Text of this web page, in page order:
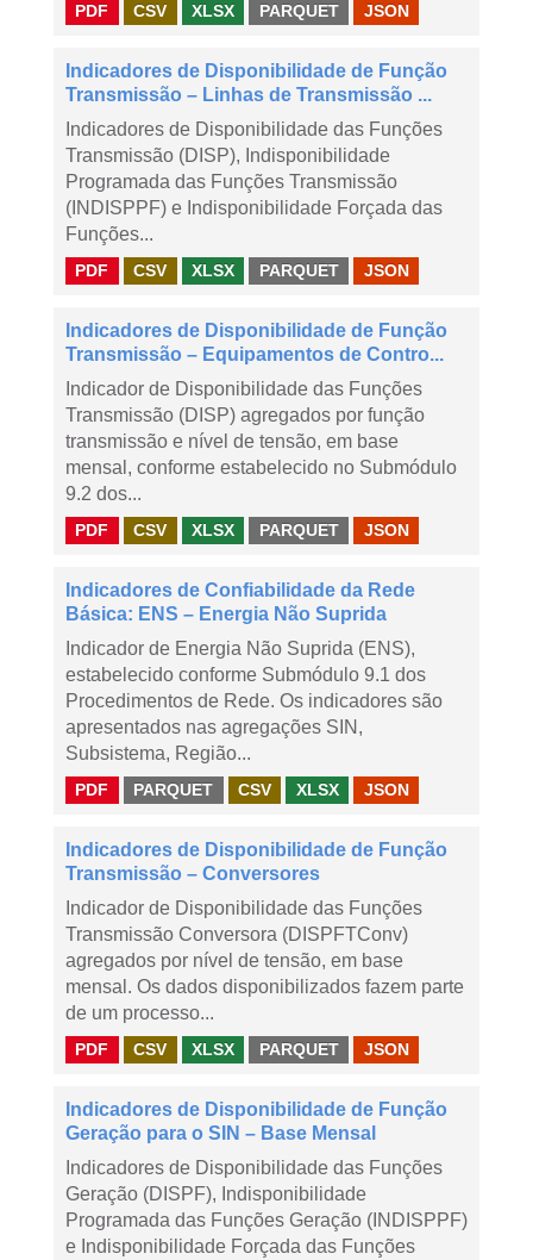
PDF CSV XLSX PARQUET JSON
Indicadores de Disponibilidade de Função
Transmissão – Linhas de Transmissão ...
Indicadores de Disponibilidade das Funções
Transmissão (DISP), Indisponibilidade
Programada das Funções Transmissão
(INDISPPF) e Indisponibilidade Forçada das
Funções...
PDF CSV XLSX PARQUET JSON
Indicadores de Disponibilidade de Função
Transmissão – Equipamentos de Contro...
Indicador de Disponibilidade das Funções
Transmissão (DISP) agregados por função
transmissão e nível de tensão, em base
mensal, conforme estabelecido no Submódulo
9.2 dos...
PDF CSV XLSX PARQUET JSON
Indicadores de Confiabilidade da Rede
Básica: ENS – Energia Não Suprida
Indicador de Energia Não Suprida (ENS),
estabelecido conforme Submódulo 9.1 dos
Procedimentos de Rede. Os indicadores são
apresentados nas agregações SIN,
Subsistema, Região...
PDF PARQUET CSV XLSX JSON
Indicadores de Disponibilidade de Função
Transmissão – Conversores
Indicador de Disponibilidade das Funções
Transmissão Conversora (DISPFTConv)
agregados por nível de tensão, em base
mensal. Os dados disponibilizados fazem parte
de um processo...
PDF CSV XLSX PARQUET JSON
Indicadores de Disponibilidade de Função
Geração para o SIN – Base Mensal
Indicadores de Disponibilidade das Funções
Geração (DISPF), Indisponibilidade
Programada das Funções Geração (INDISPPF)
e Indisponibilidade Forçada das Funções